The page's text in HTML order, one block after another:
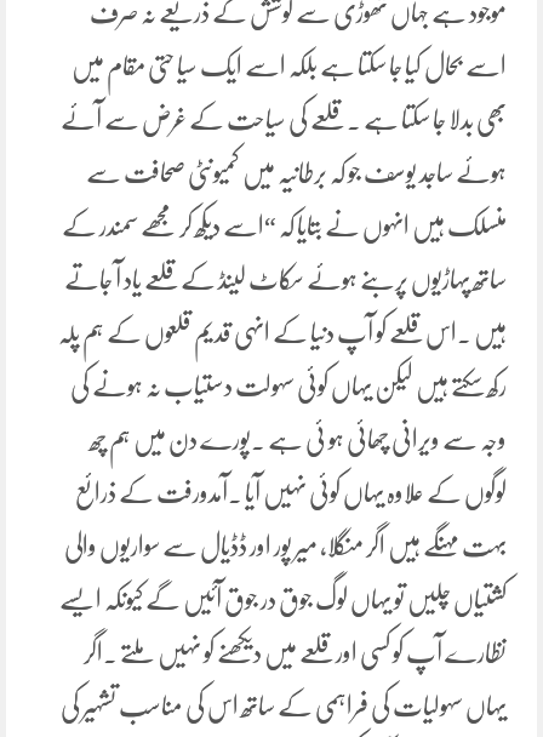
موجود ہے جہاں تھوڑی سے کوشش کے ذریعے نہ صرف
اسے بحال کیا جا سکتا ہے بلکہ اسے ایک سیا حتی مقام میں
بھی بدلا جا سکتا ہے ۔ قلعے کی سیاحت کے غرض سے آئے
ہوئے ساجد یوسف جو کہ برطانیہ میں کمیونٹی صحافت سے
منسلک ہیں انہوں نے بتایا کہ “اسے دیکھ کر مجھے سمندر کے
ساتھ پہاڑیوں پربنے ہوئے سکاٹ لینڈ کے قلعے یاد آ جاتے
ہیں ۔اس قلعے کو آپ دنیا کے انہی قدیم قلعوں کے ہم پلہ
رکھ سکتے ہیں لیکن یہاں کوئی سہولت دستیاب نہ ہونے کی
وجہ سے ویرانی چھائی ہو ئی ہے ۔پورے دن میں ہم چھ
لوگوں کے علاوہ یہاں کوئی نہیں آیا ۔آمدورفت کے ذرائع
بہت مہنگے ہیں اگر منگلا، میر پور اور ڈڈیال سے سواریوں والی
کشتیاں چلیں تو یہاں لوگ جوق در جوق آئیں گے کیونکہ ایسے
نظارے آپ کو کسی اور قلعے میں دیکھنے کو نہیں ملتے ۔اگر
یہاں سہولیات کی فراہمی کے ساتھ اس کی مناسب تشہیر کی